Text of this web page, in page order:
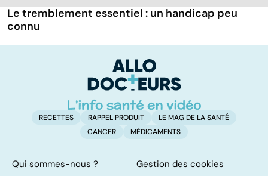
Le tremblement essentiel : un handicap peu
connu
RECETTES RAPPEL PRODUIT
LE MAG DE LA SANTÉ
CANCER
MÉDICAMENTS
Qui sommes-nous ?
Gestion des cookies